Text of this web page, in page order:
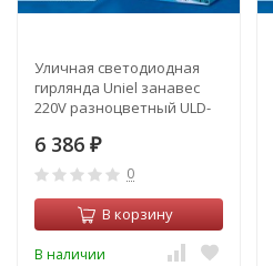
Уличная светодиодная
гирлянда Uniel занавес
220V разноцветный ULD-
6 386 ₽
0
В корзину
В наличии